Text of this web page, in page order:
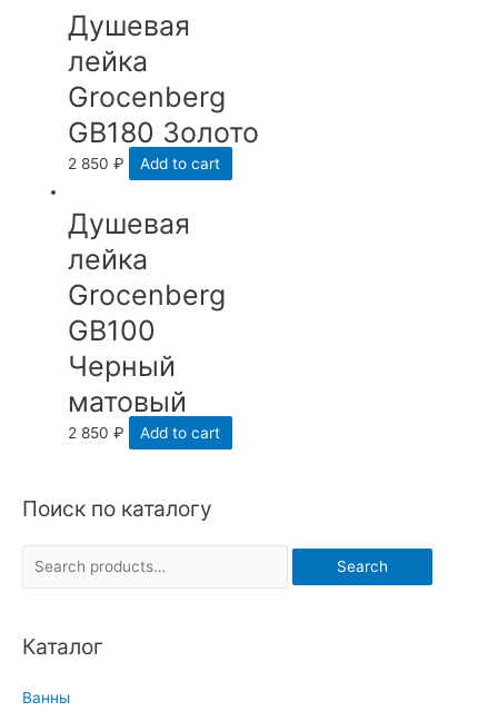
Поиск по каталогу
r
h
Search
Каталог
Ванны
Душевая
лейка
Grocenberg
GB180 Золото
2 850₽ Add to cart
Душевая
лейка
Grocenberg
GB100
Черный
матовый
2 850₽ Add to cart